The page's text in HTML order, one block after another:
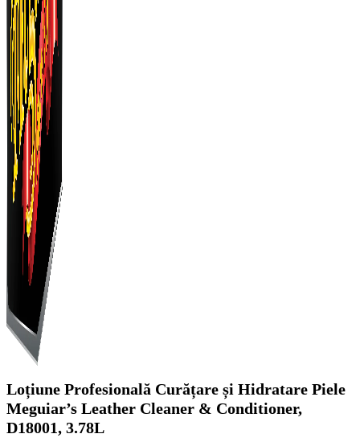
Loțiune Profesională Curățare și Hidratare Piele
Meguiar’s Leather Cleaner & Conditioner,
D18001, 3.78L